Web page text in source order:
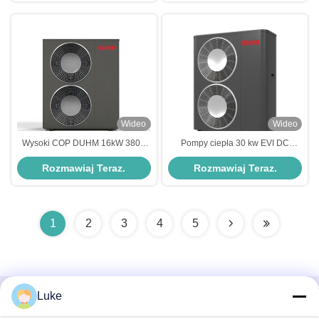
Wideo
Wysoki COP DUHM 16kW 380V
Trzyfazowa pompa ciepła R32
powietrze do wody do sprzedaży
dla przyjaznego środowisku domu
Rozmawiaj Teraz.
Wideo
Pompy ciepła 30 kw EVI DC
Inwerter Monoblock R32 do
ogrzewania wody hotelowej
Rozmawiaj Teraz.
1 2 3 4 5
Szybki kontakt
Luke